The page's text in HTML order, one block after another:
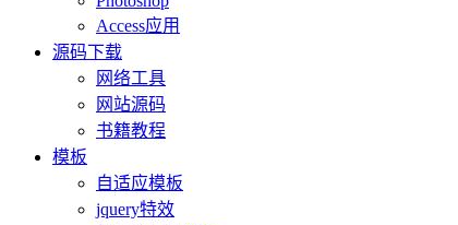
Access应用
源码下载
网络工具
网站源码
书籍教程
模板
自适应模板
jquery特效